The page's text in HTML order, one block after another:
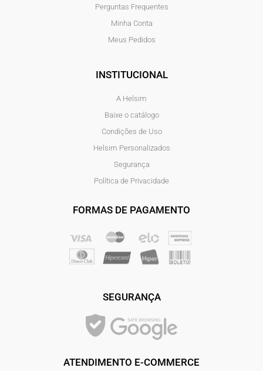
Perguntas Frequentes
Minha Conta
Meus Pedidos
INSTITUCIONAL
A Helsim
Baixe o catálogo
Condições de Uso
Helsim Personalizados
Segurança
Política de Privacidade
FORMAS DE PAGAMENTO
SEGURANÇA
ATENDIMENTO E-COMMERCE